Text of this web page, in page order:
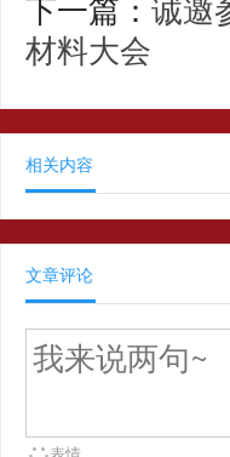
下一篇： 诚邀
材料大会
相关内容
文章评论